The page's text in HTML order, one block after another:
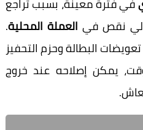
نقص في العملة المحلية.
البطالة وحزم التحفيز
يمكن إصلاحه عند خروج